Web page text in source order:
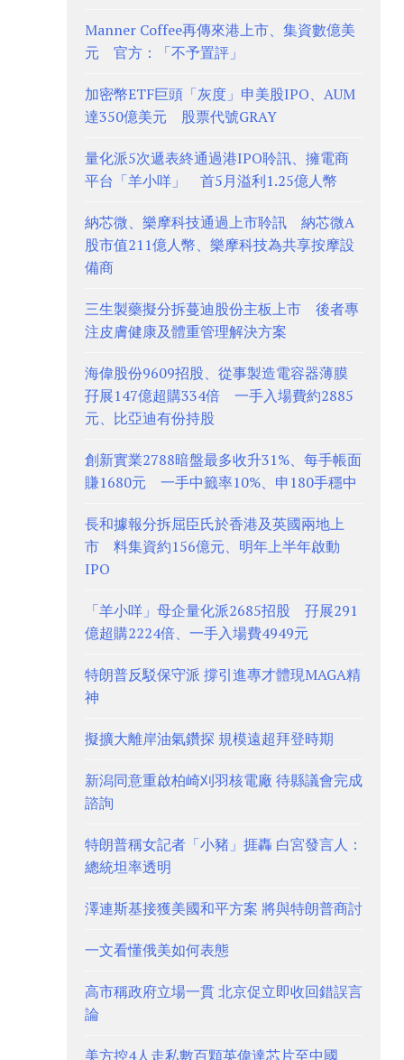
Manner Coffee再傳來港上市、集資數億美
元 官方：「不予置評」
加密幣ETF巨頭「灰度」申美股IPO、AUM
達350億美元 股票代號GRAY
量化派5次遞表終通過港IPO聆訊、擁電商
平台「羊小咩」 首5月溢利1.25億人幣
納芯微、樂摩科技通過上市聆訊 納芯微A
股市值211億人幣、樂摩科技為共享按摩設
備商
三生製藥擬分拆蔓迪股份主板上市 後者專
注皮膚健康及體重管理解決方案
海偉股份9609招股、從事製造電容器薄膜
孖展147億超購334倍 一手入場費約2885
元、比亞迪有份持股
創新實業2788暗盤最多收升31%、每手帳面
賺1680元 一手中籤率10%、申180手穩中
長和據報分拆屈臣氏於香港及英國兩地上
市 料集資約156億元、明年上半年啟動
IPO
「羊小咩」母企量化派2685招股 孖展291
億超購2224倍、一手入場費4949元
特朗普反駁保守派 撐引進專才體現MAGA精
神
擬擴大離岸油氣鑽探 規模遠超拜登時期
新潟同意重啟柏崎刈羽核電廠 待縣議會完成
諮詢
特朗普稱女記者「小豬」捱轟 白宮發言人：
總統坦率透明
澤連斯基接獲美國和平方案 將與特朗普商討
一文看懂俄美如何表態
高市稱政府立場一貫 北京促立即收回錯誤言
論
美方控4人走私數百顆英偉達芯片至中國